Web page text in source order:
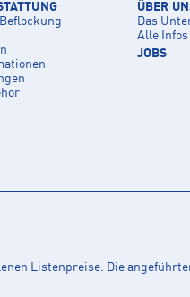
ÜBER
Das
Alle Infos
JOBS
Listenpreise. Die